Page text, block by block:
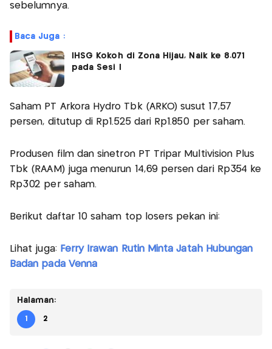
sebelumnya.
Baca Juga :
IHSG Kokoh di Zona Hijau, Naik ke 8.071
pada Sesi I
Saham PT Arkora Hydro Tbk (ARKO) susut 17,57
persen, ditutup di Rp1.525 dari Rp1.850 per saham.
Produsen film dan sinetron PT Tripar Multivision Plus
Tbk (RAAM) juga menurun 14,69 persen dari Rp354 ke
Rp302 per saham.
Berikut daftar 10 saham top losers pekan ini:
Lihat juga: Ferry Irawan Rutin Minta Jatah Hubungan
Badan pada Venna
Halaman:
1 2